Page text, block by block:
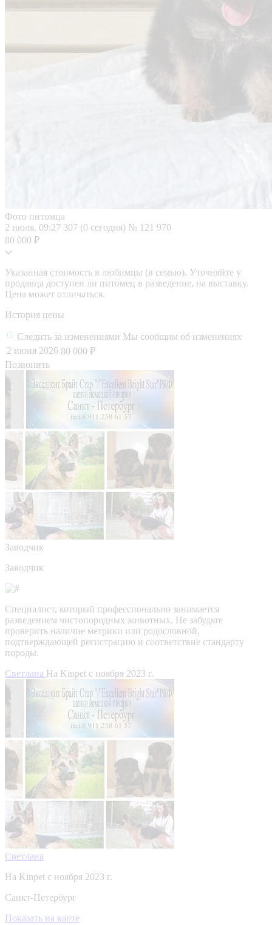
Фото питомца
2 июля, 09:27 307 (0 сегодня) № 121 970
80 000 ₽
Указанная стоимость в любимцы (в семью). Уточняйте у
продавца доступен ли питомец в разведение, на выставку.
Цена может отличаться.
История цены
Следить за изменениями Мы сообщим об изменениях
2 июня 2026 80 000 ₽
Позвонить
Заводчик
Заводчик
Специалист, который профессионально занимается
разведением чистопородных животных. Не забудьте
проверить наличие метрики или родословной,
подтверждающей регистрацию и соответствие стандарту
породы.
Светлана На Kinpet c ноября 2023 г.
Светлана
На Kinpet c ноября 2023 г.
Санкт-Петербург
Показать на карте